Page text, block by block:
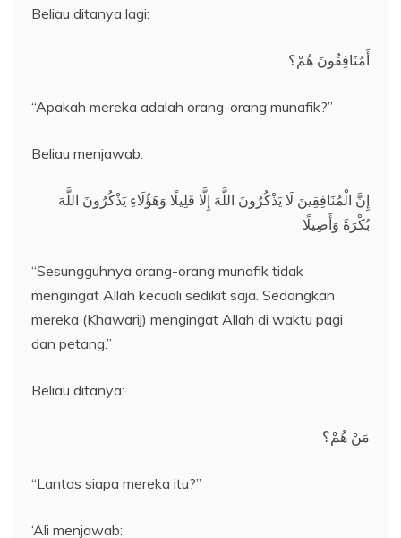
Beliau ditanya lagi:
أَمُنَافِقُونَ هُمْ؟
“Apakah mereka adalah orang-orang munafik?”
Beliau menjawab:
إِنَّ الْمُنَافِقِينَ لَا يَذْكُرُونَ اللَّهَ إِلَّا قَلِيلًا وَهَؤُلَاءِ يَذْكُرُونَ اللَّهَ
بُكْرَةً وَأَصِيلًا
“Sesungguhnya orang-orang munafik tidak
mengingat Allah kecuali sedikit saja. Sedangkan
mereka (Khawarij) mengingat Allah di waktu pagi
dan petang.”
Beliau ditanya:
مَنْ هُمْ؟
“Lantas siapa mereka itu?”
‘Ali menjawab: